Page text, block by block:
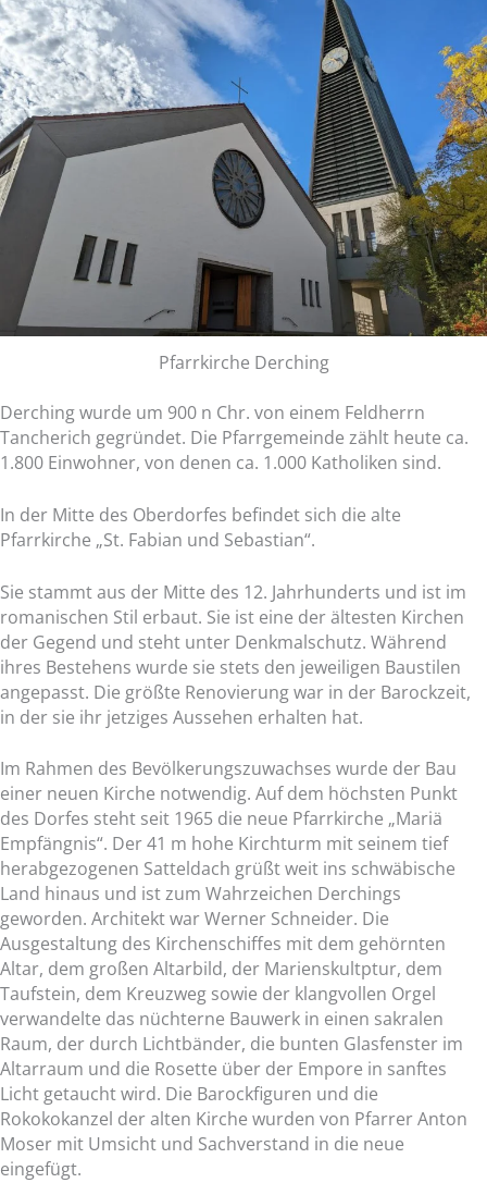
Pfarrkirche Derching
Derching wurde um 900 n Chr. von einem Feldherrn
Tancherich gegründet. Die Pfarrgemeinde zählt heute ca.
1.800 Einwohner, von denen ca. 1.000 Katholiken sind.
In der Mitte des Oberdorfes befindet sich die alte
Pfarrkirche „St. Fabian und Sebastian“.
Sie stammt aus der Mitte des 12. Jahrhunderts und ist im
romanischen Stil erbaut. Sie ist eine der ältesten Kirchen
der Gegend und steht unter Denkmalschutz. Während
ihres Bestehens wurde sie stets den jeweiligen Baustilen
angepasst. Die größte Renovierung war in der Barockzeit,
in der sie ihr jetziges Aussehen erhalten hat.
Im Rahmen des Bevölkerungszuwachses wurde der Bau
einer neuen Kirche notwendig. Auf dem höchsten Punkt
des Dorfes steht seit 1965 die neue Pfarrkirche „Mariä
Empfängnis“. Der 41 m hohe Kirchturm mit seinem tief
herabgezogenen Satteldach grüßt weit ins schwäbische
Land hinaus und ist zum Wahrzeichen Derchings
geworden. Architekt war Werner Schneider. Die
Ausgestaltung des Kirchenschiffes mit dem gehörnten
Altar, dem großen Altarbild, der Marienskultptur, dem
Taufstein, dem Kreuzweg sowie der klangvollen Orgel
verwandelte das nüchterne Bauwerk in einen sakralen
Raum, der durch Lichtbänder, die bunten Glasfenster im
Altarraum und die Rosette über der Empore in sanftes
Licht getaucht wird. Die Barockfiguren und die
Rokokokanzel der alten Kirche wurden von Pfarrer Anton
Moser mit Umsicht und Sachverstand in die neue
eingefügt.